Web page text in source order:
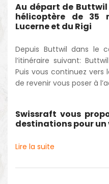
Au départ de
hélicoptère de 35
Lucerne et du Rigi
Depuis Buttwil dans le
l’itinéraire suivant:
Puis vous continuez vers
de revenir vous poser à
Swissraft vous
destinations pour un
Lire la suite